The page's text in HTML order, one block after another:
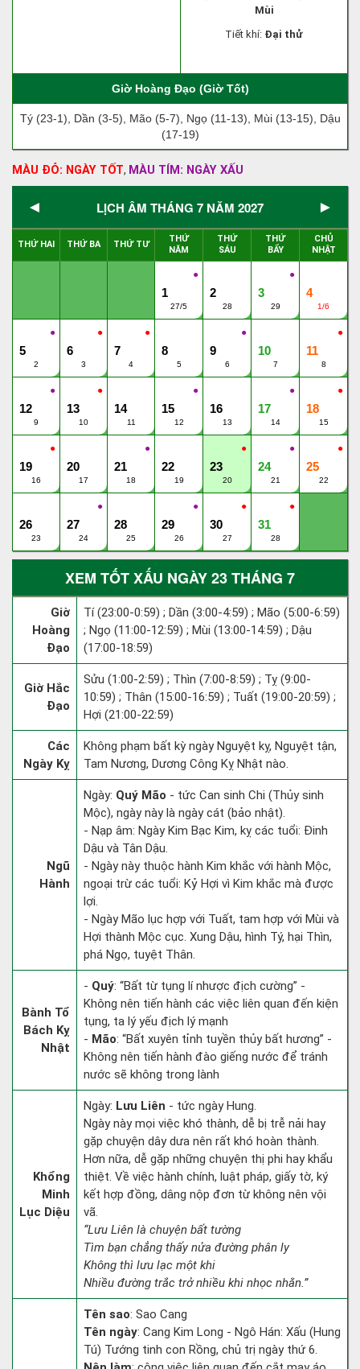
Mùi
Tiết khí: Đại thử
Giờ Hoàng Đạo (Giờ Tốt)
Tý (23-1), Dần (3-5), Mão (5-7), Ngọ (11-13), Mùi (13-15), Dậu
(17-19)
MÀU ĐỎ: NGÀY TỐT, MÀU TÍM: NGÀY XẤU
◄ LỊCH ÂM THÁNG 7 NĂM 2027 ►
THỨ HAI THỨ BA THỨ TƯ
THỨ
NĂM
THỨ
SÁU
THỨ
BẨY
CHỦ
NHẬT
●
1
27/5
2
28
●
3
29
4
1/6
●
5
2
●
6
3
●
7
4
8
5
●
9
6
10
7
●
11
8
●
12
9
●
13
10
14
11
●
15
12
16
13
●
17
14
●
18
15
●
19
16
20
17
●
21
18
22
19
●
23
20
●
24
21
●
25
22
26
23
●
27
24
28
25
●
29
26
●
30
27
●
31
28
XEM TỐT XẤU NGÀY 23 THÁNG 7
Giờ
Hoàng
Đạo
Tí (23:00-0:59) ; Dần (3:00-4:59) ; Mão (5:00-6:59)
; Ngọ (11:00-12:59) ; Mùi (13:00-14:59) ; Dậu
(17:00-18:59)
Giờ Hắc
Đạo
Sửu (1:00-2:59) ; Thìn (7:00-8:59) ; Tỵ (9:00-
10:59) ; Thân (15:00-16:59) ; Tuất (19:00-20:59) ;
Hợi (21:00-22:59)
Các
Ngày Kỵ
Không phạm bất kỳ ngày Nguyệt kỵ, Nguyệt tận,
Tam Nương, Dương Công Kỵ Nhật nào.
Ngũ
Hành
Ngày: Quý Mão - tức Can sinh Chi (Thủy sinh
Mộc), ngày này là ngày cát (bảo nhật).
- Nạp âm: Ngày Kim Bạc Kim, kỵ các tuổi: Đinh
Dậu và Tân Dậu.
- Ngày này thuộc hành Kim khắc với hành Mộc,
ngoại trừ các tuổi: Kỷ Hợi vì Kim khắc mà được
lợi.
- Ngày Mão lục hợp với Tuất, tam hợp với Mùi và
Hợi thành Mộc cục. Xung Dậu, hình Tý, hại Thìn,
phá Ngọ, tuyệt Thân.
Bành Tổ
Bách Kỵ
Nhật
- Quý: “Bất từ tụng lí nhược địch cường” -
Không nên tiến hành các việc liên quan đến kiện
tụng, ta lý yếu địch lý mạnh
- Mão: “Bất xuyên tỉnh tuyền thủy bất hương” -
Không nên tiến hành đào giếng nước để tránh
nước sẽ không trong lành
Khổng
Minh
Lục Diệu
Ngày: Lưu Liên - tức ngày Hung.
Ngày này mọi việc khó thành, dễ bị trễ nải hay
gặp chuyện dây dưa nên rất khó hoàn thành.
Hơn nữa, dễ gặp những chuyện thị phi hay khẩu
thiệt. Về việc hành chính, luật pháp, giấy tờ, ký
kết hợp đồng, dâng nộp đơn từ không nên vội
vã.
“Lưu Liên là chuyện bất tường
Tìm bạn chẳng thấy nửa đường phân ly
Không thì lưu lạc một khi
Nhiều đường trắc trở nhiều khi nhọc nhằn.”
Tên sao: Sao Cang
Tên ngày: Cang Kim Long - Ngô Hán: Xấu (Hung
Tú) Tướng tinh con Rồng, chủ trị ngày thứ 6.